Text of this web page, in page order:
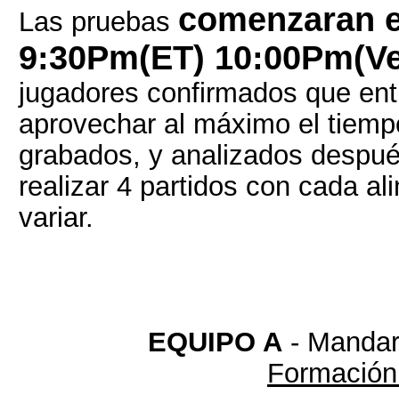
Las pruebas comenzaran
9:30Pm(ET)
jugadores confirmados que
aprovechar al máximo el
grabados, y analizados
realizar 4 partidos con cada
variar.
EQUIPO A -